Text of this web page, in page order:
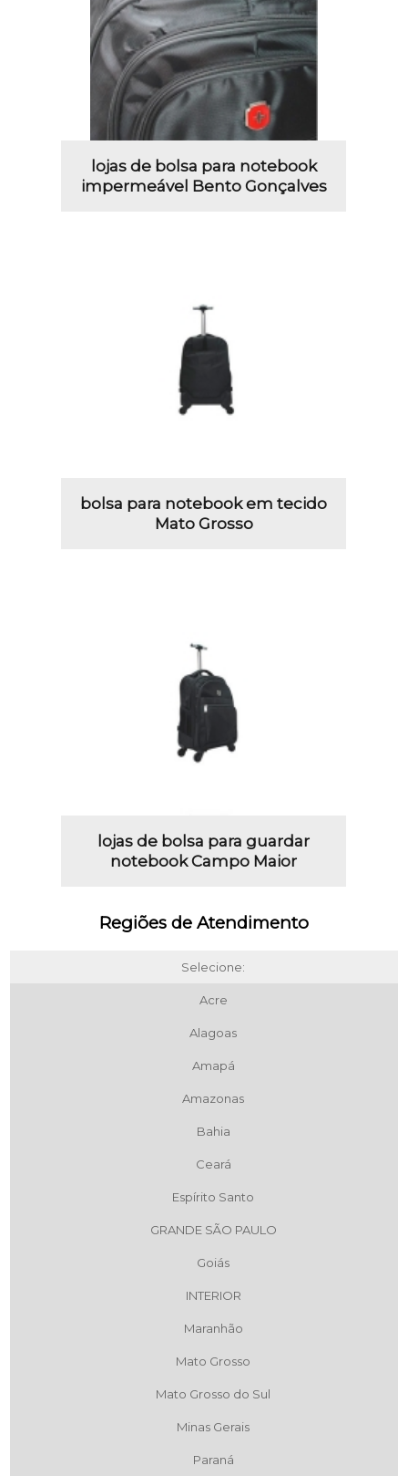
lojas de bolsa para notebook
impermeável Bento Gonçalves
bolsa para notebook em tecido
Mato Grosso
lojas de bolsa para guardar
notebook Campo Maior
Regiões de Atendimento
Selecione:
Acre
Alagoas
Amapá
Amazonas
Bahia
Ceará
Espírito Santo
GRANDE SÃO PAULO
Goiás
INTERIOR
Maranhão
Mato Grosso
Mato Grosso do Sul
Minas Gerais
Paraná